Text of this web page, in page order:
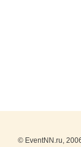
© EventNN.ru,